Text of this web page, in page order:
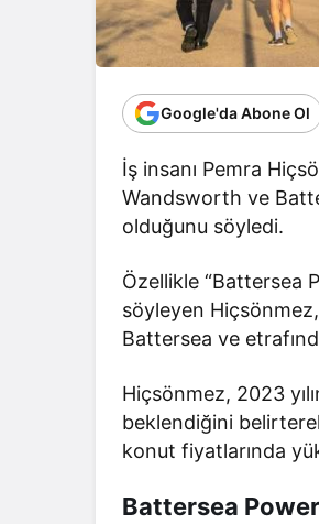
Google'da Abone Ol
İş insanı Pemra
Wandsworth ve
olduğunu söyledi.
Özellikle “Battersea
söyleyen
Battersea ve
Hiçsönmez, 2023
beklendiğini
konut fiyatlarında
Battersea